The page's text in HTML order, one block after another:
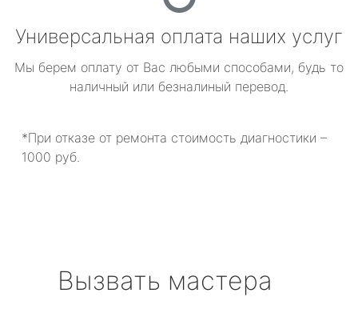
Универсальная оплата наших услуг
Мы берем оплату от Вас любыми способами, будь то
наличный или безналиный перевод.
*При отказе от ремонта стоимость диагностики –
1000 руб.
Вызвать мастера